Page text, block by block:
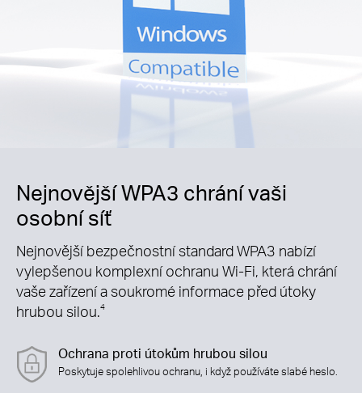
Nejnovější WPA3 chrání vaši
osobní síť
Nejnovější bezpečnostní standard WPA3 nabízí
vylepšenou komplexní ochranu Wi-Fi, která chrání
vaše zařízení a soukromé informace před útoky
hrubou silou.4
Ochrana proti útokům hrubou silou
Poskytuje spolehlivou ochranu, i když používáte slabé heslo.